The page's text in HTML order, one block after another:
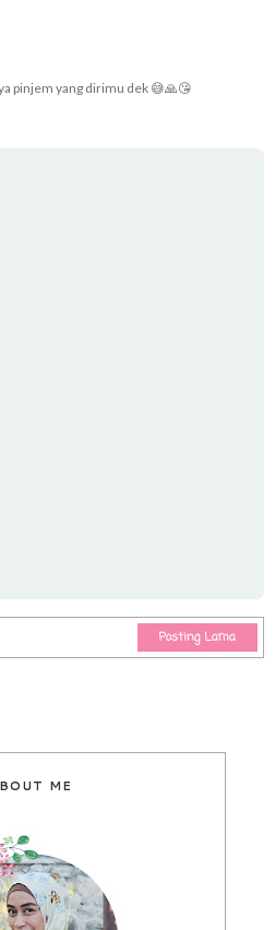
pinjem yang dirimu dek 😅🙏😘
Posting Lama
ME